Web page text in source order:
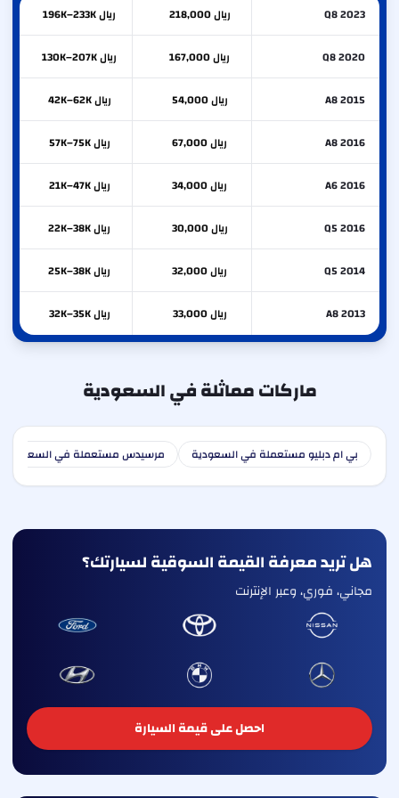
Q8 2023 ريال 218,000 ريال 196K–233K
Q8 2020 ريال 167,000 ريال 130K–207K
A8 2015 ريال 54,000 ريال 42K–62K
A8 2016 ريال 67,000 ريال 57K–75K
A6 2016 ريال 34,000 ريال 21K–47K
Q5 2016 ريال 30,000 ريال 22K–38K
Q5 2014 ريال 32,000 ريال 25K–38K
A8 2013 ريال 33,000 ريال 32K–35K
ماركات مماثلة في السعودية
بي ام دبليو مستعملة في السعودية مرسيدس مستعملة في السعودية
هل تريد معرفة القيمة السوقية لسيارتك؟
مجاني، فوري، وعبر الإنترنت
احصل على قيمة السيارة